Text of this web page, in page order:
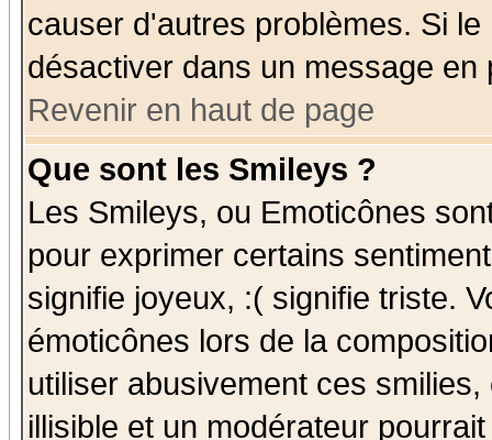
causer d'autres problèmes. Si
désactiver dans un message
Revenir en haut de page
Que sont les Smileys ?
Les Smileys, ou Emoticônes
pour exprimer certains
signifie joyeux, :( signifie triste.
émoticônes lors de la
utiliser abusivement ces
illisible et un modérateur